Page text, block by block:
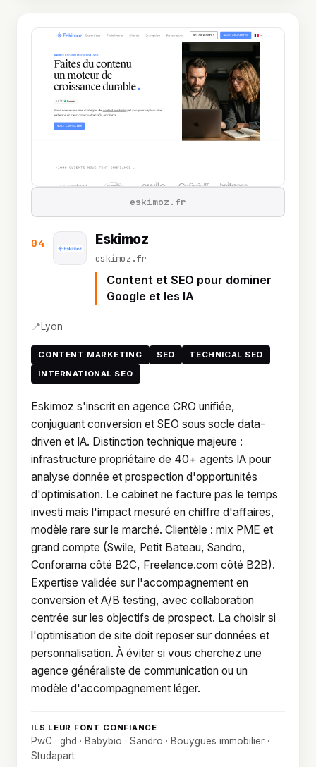
04 Eskimoz
eskimoz.fr
Content et SEO pour dominer
Google et les IA
📍Lyon
CONTENT MARKETING SEO
TECHNICAL SEO
INTERNATIONAL SEO
Eskimoz s'inscrit en agence CRO unifiée,
conjuguant conversion et SEO sous socle data-
driven et IA. Distinction technique majeure :
infrastructure propriétaire de 40+ agents IA pour
analyse donnée et prospection d'opportunités
d'optimisation. Le cabinet ne facture pas le temps
investi mais l'impact mesuré en chiffre d'affaires,
modèle rare sur le marché. Clientèle : mix PME et
grand compte (Swile, Petit Bateau, Sandro,
Conforama côté B2C, Freelance.com côté B2B).
Expertise validée sur l'accompagnement en
conversion et A/B testing, avec collaboration
centrée sur les objectifs de prospect. La choisir si
l'optimisation de site doit reposer sur données et
personnalisation. À éviter si vous cherchez une
agence généraliste de communication ou un
modèle d'accompagnement léger.
ILS LEUR FONT CONFIANCE
PwC · ghd · Babybio · Sandro · Bouygues immobilier ·
Studapart
eskimoz.fr